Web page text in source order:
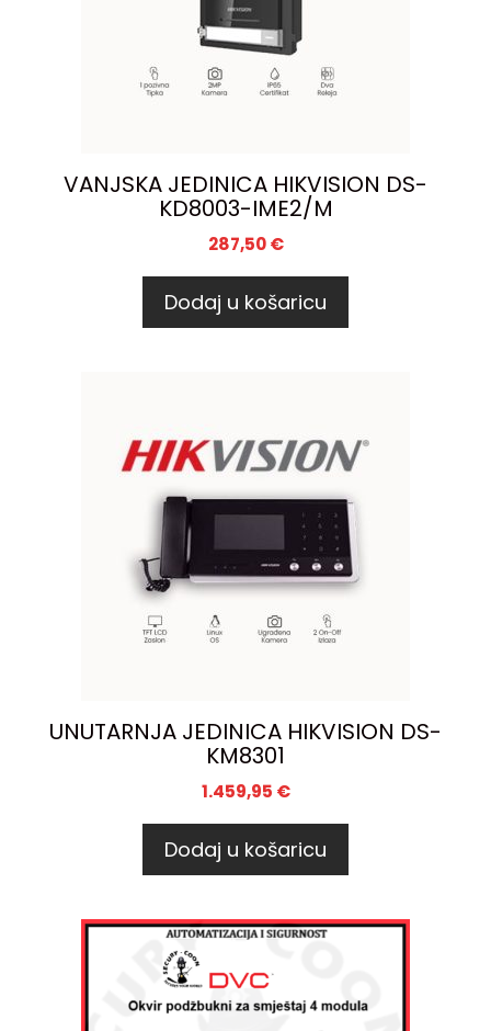
VANJSKA JEDINICA HIKVISION DS-
KD8003-IME2/M
287,50€
Dodaj u košaricu
UNUTARNJA JEDINICA HIKVISION DS-
KM8301
1.459,95 €
Dodaj u košaricu